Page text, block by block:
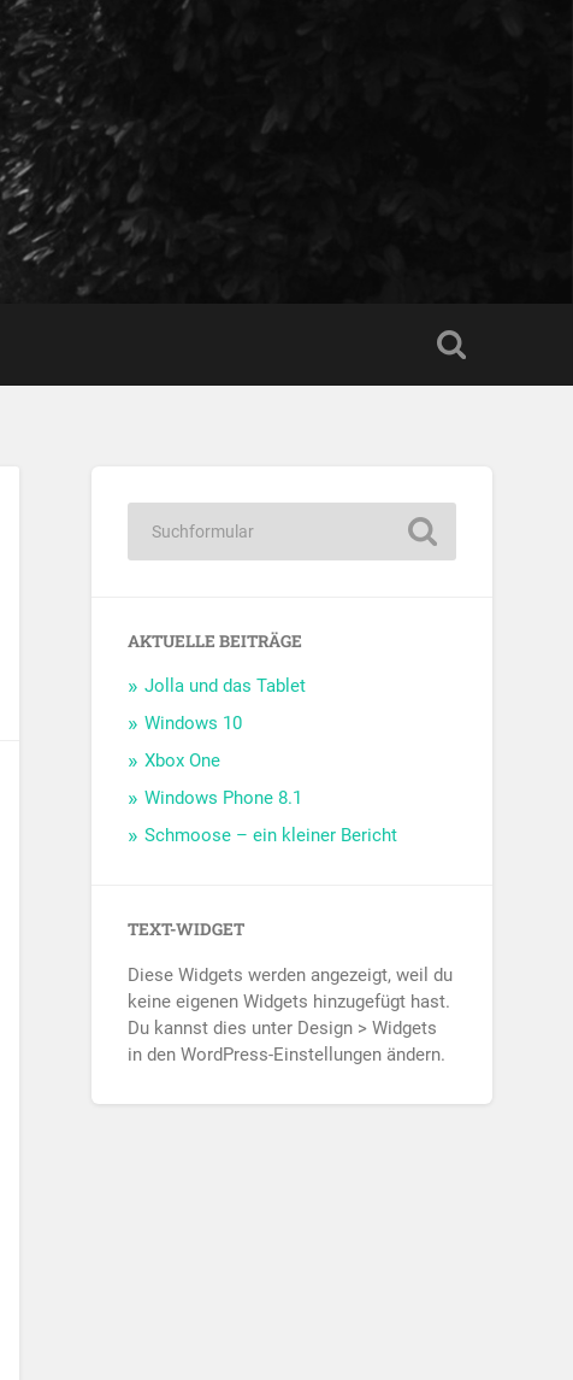
AKTUELLE BEITRÄGE
Jolla und das Tablet
Windows 10
Xbox One
Windows Phone 8.1
Schmoose – ein kleiner Bericht
TEXT-WIDGET
Diese Widgets werden angezeigt, weil du
keine eigenen Widgets hinzugefügt hast.
Du kannst dies unter Design > Widgets
in den WordPress-Einstellungen ändern.